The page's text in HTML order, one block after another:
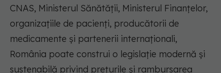
CNAS, Ministerul Sănătății, Ministerul Finanțelor,
organizațiile de pacienți, producătorii de
medicamente și partenerii internaționali,
România poate construi o legislație modernă și
sustenabilă privind prețurile și rambursarea